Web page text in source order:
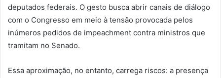
deputados federais. O gesto busca abrir canais de diálogo
com o Congresso em meio à tensão provocada pelos
inúmeros pedidos de impeachment contra ministros que
tramitam no Senado.
Essa aproximação, no entanto, carrega riscos: a presença